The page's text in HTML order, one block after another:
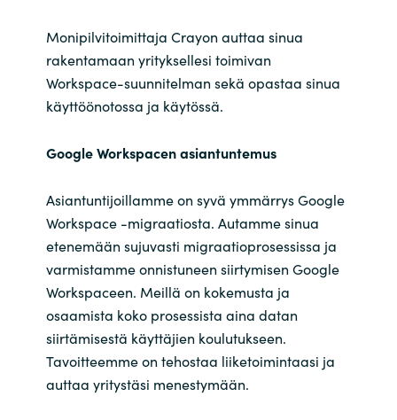
Monipilvitoimittaja Crayon auttaa sinua
rakentamaan yrityksellesi toimivan
Workspace-suunnitelman sekä opastaa sinua
käyttöönotossa ja käytössä.
Google Workspacen asiantuntemus
Asiantuntijoillamme on syvä ymmärrys Google
Workspace -migraatiosta. Autamme sinua
etenemään sujuvasti migraatioprosessissa ja
varmistamme onnistuneen siirtymisen Google
Workspaceen. Meillä on kokemusta ja
osaamista koko prosessista aina datan
siirtämisestä käyttäjien koulutukseen.
Tavoitteemme on tehostaa liiketoimintaasi ja
auttaa yritystäsi menestymään.